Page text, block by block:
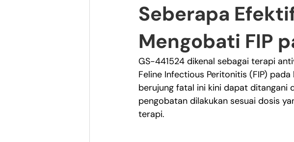
Seberapa
Mengobati FIP
GS-441524 dikenal sebagai terapi
Feline Infectious Peritonitis (FIP)
berujung fatal ini kini dapat ditangani
pengobatan dilakukan sesuai dosis
terapi.